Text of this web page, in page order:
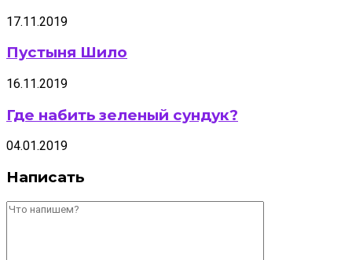
17.11.2019
Пустыня Шило
16.11.2019
Где набить зеленый сундук?
04.01.2019
Написать